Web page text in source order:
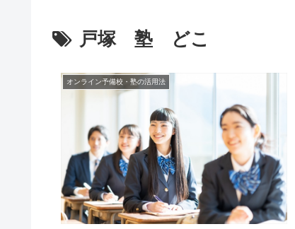
戸塚 塾 どこ
オンライン予備校・塾の活用法